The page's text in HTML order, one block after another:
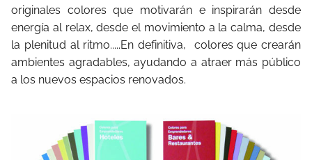
originales colores que motivarán e inspirarán desde
energía al relax, desde el movimiento a la calma, desde
la plenitud al ritmo.....En definitiva, colores que crearán
ambientes agradables, ayudando a atraer más público
a los nuevos espacios renovados.